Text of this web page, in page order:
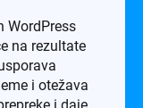
WordPress
na rezultate
i otežava